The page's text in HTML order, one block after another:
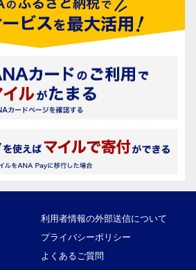
利用者情報の外部送信について
プライバシーポリシー
よくあるご質問